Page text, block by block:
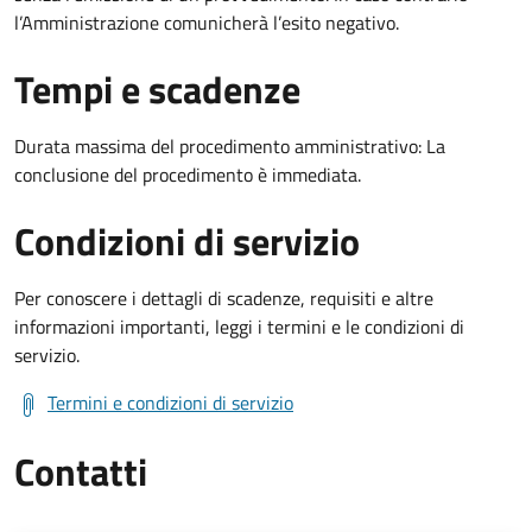
l’Amministrazione comunicherà l’esito negativo.
Tempi e scadenze
Durata massima del procedimento amministrativo: La
conclusione del procedimento è immediata.
Condizioni di servizio
Per conoscere i dettagli di scadenze, requisiti e altre
informazioni importanti, leggi i termini e le condizioni di
servizio.
Termini e condizioni di servizio
Contatti